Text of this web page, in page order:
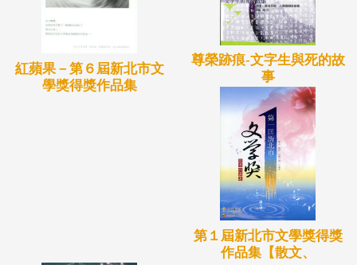
紅蘋果－第６屆新北市文
學獎得獎作品集
尊榮跡痕-文字生與死的故
事
第１屆新北市文學獎得獎
作品集【散文、